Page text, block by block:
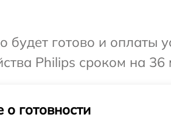
будет готово и
Philips сроком на 36
готовности